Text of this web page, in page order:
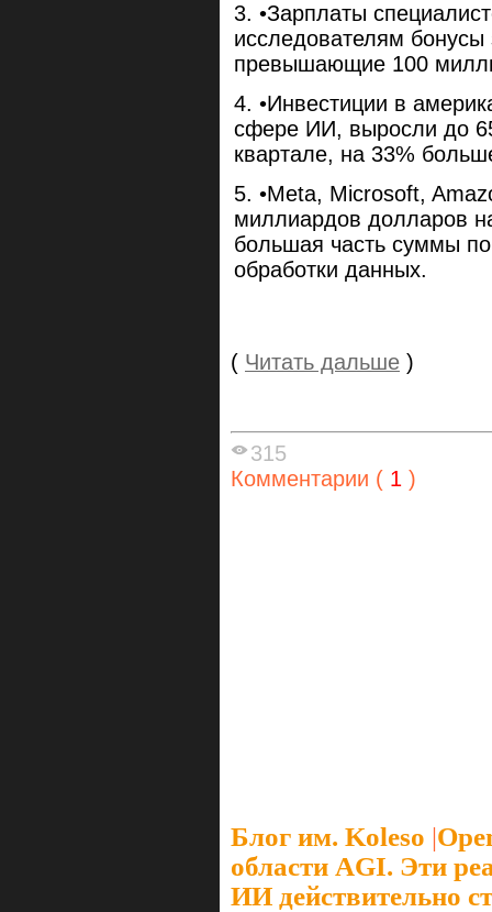
•Зарплаты
исследователям бонусы
превышающие 100
•Инвестиции в
сфере ИИ, выросли до
квартале, на 33%
•Meta, Microsoft,
миллиардов долларов
большая часть суммы
обработки данных.
( Читать дальше )
315
Комментарии ( 1 )
Блог им. Koleso |
области AGI. Эти
ИИ действительно